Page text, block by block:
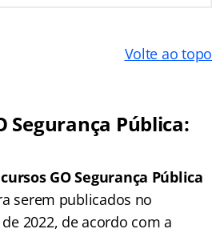
Volte ao topo
Segurança Pública:
GO Segurança Pública
serem publicados no
2022, de acordo com a